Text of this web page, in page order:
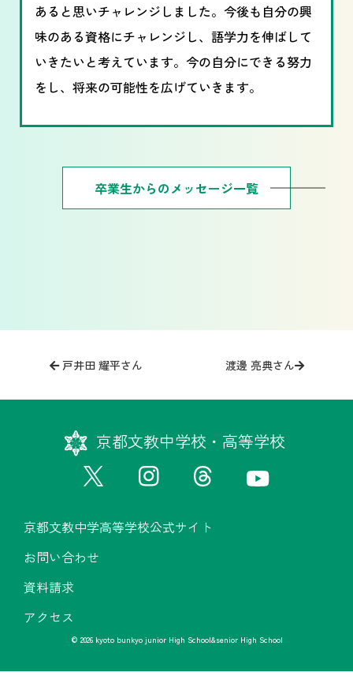
あると思いチャレンジしました。今後も自分の興
味のある資格にチャレンジし、語学力を伸ばして
いきたいと考えています。今の自分にできる努力
をし、将来の可能性を広げていきます。
卒業生からのメッセージ一覧
ビ
戸井田 耀平さん 渡邊 亮典さん
京都文教中学校・高等学校
京都文教中学高等学校公式サイト
お問い合わせ
資料請求
アクセス
© 2026 kyoto bunkyo junior High School&senior High School